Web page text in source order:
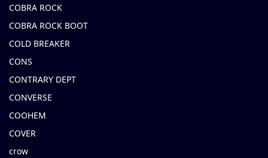
COBRA ROCK
COBRA ROCK BOOT
COLD BREAKER
CONS
CONTRARY DEPT
CONVERSE
COOHEM
COVER
crow